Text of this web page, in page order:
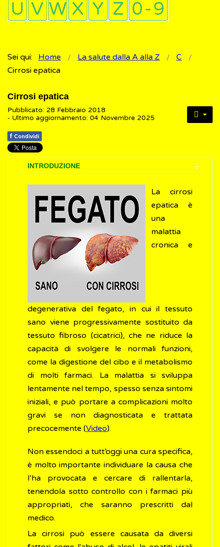
Sei qui: Home La salute dalla A alla Z
C
Cirrosi epatica
Cirrosi epatica
Pubblicato: 28 Febbraio 2018
- Ultimo aggiornamento: 04 Novembre 2025
f Condividi
INTRODUZIONE
La cirrosi
epatica è
una
malattia
cronica e
degenerativa del fegato, in cui il tessuto
sano viene progressivamente sostituito da
tessuto fibroso (cicatrici), che ne riduce la
capacità di svolgere le normali funzioni,
come la digestione del cibo e il metabolismo
di molti farmaci. La malattia si sviluppa
lentamente nel tempo, spesso senza sintomi
iniziali, e può portare a complicazioni molto
gravi se non diagnosticata e trattata
precocemente (Video).
Non essendoci a tutt’oggi una cura specifica,
è molto importante individuare la causa che
l’ha provocata e cercare di rallentarla,
tenendola sotto controllo con i farmaci più
appropriati, che saranno prescritti dal
medico.
La cirrosi può essere causata da diversi